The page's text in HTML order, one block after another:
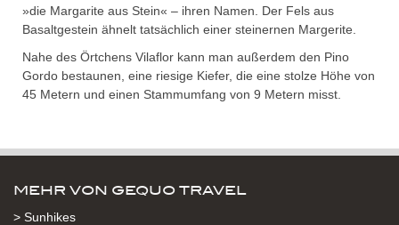
»die Margarite aus Stein« – ihren Namen. Der Fels aus
Basaltgestein ähnelt tatsächlich einer steinernen Margerite.
Nahe des Örtchens Vilaflor kann man außerdem den Pino
Gordo bestaunen, eine riesige Kiefer, die eine stolze Höhe von
45 Metern und einen Stammumfang von 9 Metern misst.
MEHR VON GEQUO TRAVEL
> Sunhikes